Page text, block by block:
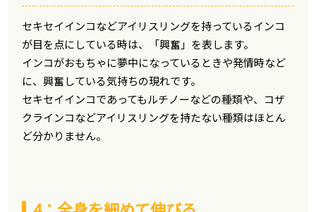
セキセイインコなどアイリスリングを持っているインコ
が目を点にしている時は、「興奮」を表します。
インコがおもちゃに夢中になっているときや発情時など
に、興奮している気持ちの現れです。
セキセイインコであってもルチノーなどの種類や、コザ
クラインコなどアイリスリングを持たない種類はほとん
ど分かりません。